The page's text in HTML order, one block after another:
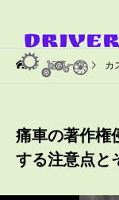
記事一覧 カ
痛車の著作権
する注意点と